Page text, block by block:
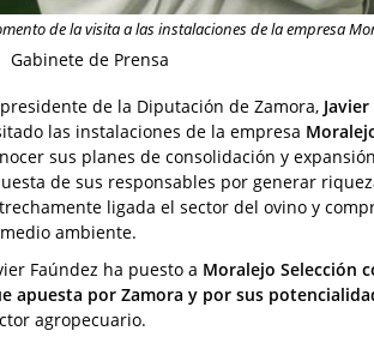
de la visita a las instalaciones de la empresa
Gabinete de Prensa
de la Diputación de Zamora,
las instalaciones de la empresa
sus planes de consolidación y
de sus responsables por generar
ligada el sector del ovino y
ambiente.
Faúndez ha puesto a Moralejo Selección
apuesta por Zamora y por sus
agropecuario.